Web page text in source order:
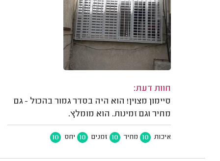
חוות דעת:
סיימון מצוין! הוא היה בסדר גמור בהכול - גם
מחיר וגם זמינות. הוא מומלץ.
איכות 10 מחיר 10 זמנים 10 יחס 10